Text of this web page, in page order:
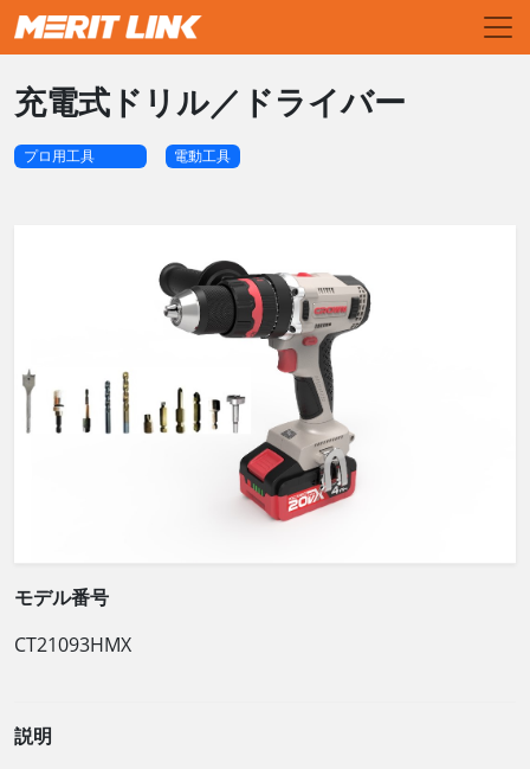
充電式ドリル／ドライバー
プロ用工具 電動工具
モデル番号
CT21093HMX
説明